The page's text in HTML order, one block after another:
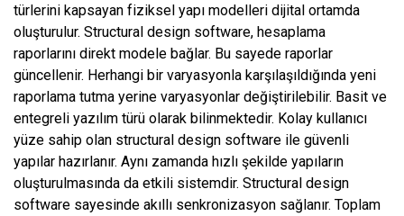
türlerini kapsayan fiziksel yapı modelleri dijital ortamda
oluşturulur. Structural design software, hesaplama
raporlarını direkt modele bağlar. Bu sayede raporlar
güncellenir. Herhangi bir varyasyonla karşılaşıldığında yeni
raporlama tutma yerine varyasyonlar değiştirilebilir. Basit ve
entegreli yazılım türü olarak bilinmektedir. Kolay kullanıcı
yüze sahip olan structural design software ile güvenli
yapılar hazırlanır. Aynı zamanda hızlı şekilde yapıların
oluşturulmasında da etkili sistemdir. Structural design
software sayesinde akıllı senkronizasyon sağlanır. Toplam